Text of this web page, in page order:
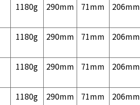
1180g 290mm 71mm 206mm
1180g 290mm 71mm 206mm
1180g 290mm 71mm 206mm
1180g 290mm 71mm 206mm